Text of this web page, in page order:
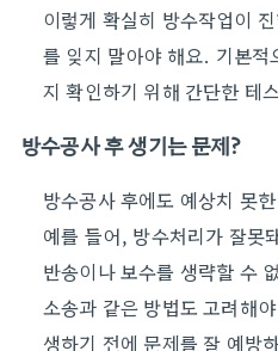
이렇게 확실히 방수작업이
를 잊지 말아야 해요. 기본
지 확인하기 위해 간단한 테
방수공사 후 생기는 문제?
방수공사 후에도 예상치 못
예를 들어, 방수처리가 잘못
반송이나 보수를 생략할 수
소송과 같은 방법도 고려해
생하기 전에 문제를 잘 예방